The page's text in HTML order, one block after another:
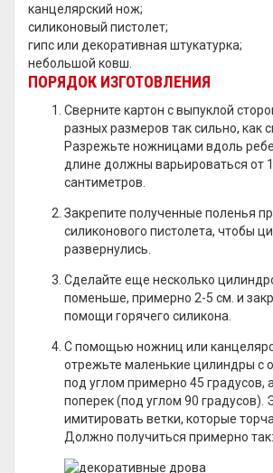
канцелярский нож;
силиконовый пистолет;
гипс или декоративная штукатурка;
небольшой ковш.
ПОРЯДОК ИЗГОТОВЛЕНИЯ
Сверните картон с выпуклой
разных размеров так сильно, как
Разрежьте ножницами вдоль
длине должны варьироваться от
сантиметров.
Закрепите полученные поленья
силиконового пистолета, чтобы
развернулись.
Сделайте еще несколько
поменьше, примерно 2-5 см. и
помощи горячего силикона.
С помощью ножниц или
отрежьте маленькие цилиндры с
под углом примерно 45 градусов,
поперек (под углом 90 градусов).
имитировать ветки, которые
Должно получиться примерно так: